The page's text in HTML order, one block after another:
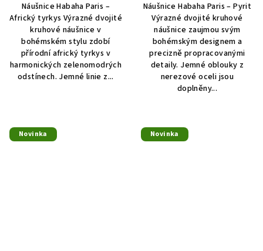
Náušnice Habaha Paris –
Africký tyrkys Výrazné dvojité
kruhové náušnice v
bohémském stylu zdobí
přírodní africký tyrkys v
harmonických zelenomodrých
odstínech. Jemné linie z...
Náušnice Habaha Paris – Pyrit
Výrazné dvojité kruhové
náušnice zaujmou svým
bohémským designem a
precizně propracovanými
detaily. Jemné oblouky z
nerezové oceli jsou
doplněny...
Novinka Novinka